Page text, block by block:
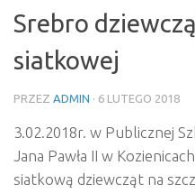
Srebro
siatkowej
PRZEZ ADMIN · 6 LUTEGO 2018
3.02.2018r. w Publicznej
Jana Pawła II w
siatkową dziewcząt na